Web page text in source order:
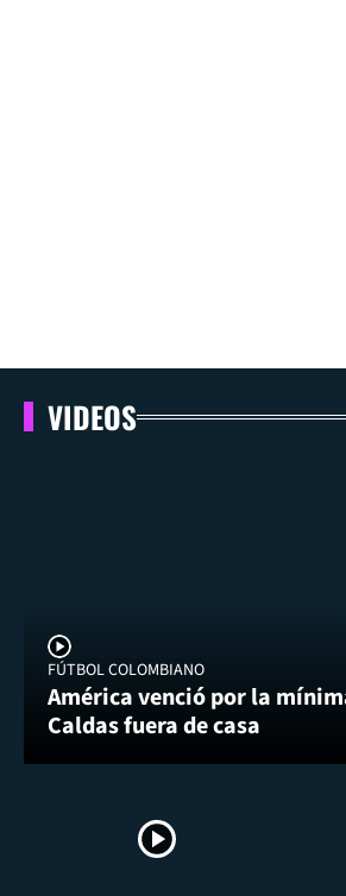
VIDEOS
FÚTBOL COLOMBIANO
América venció por la
Caldas fuera de casa